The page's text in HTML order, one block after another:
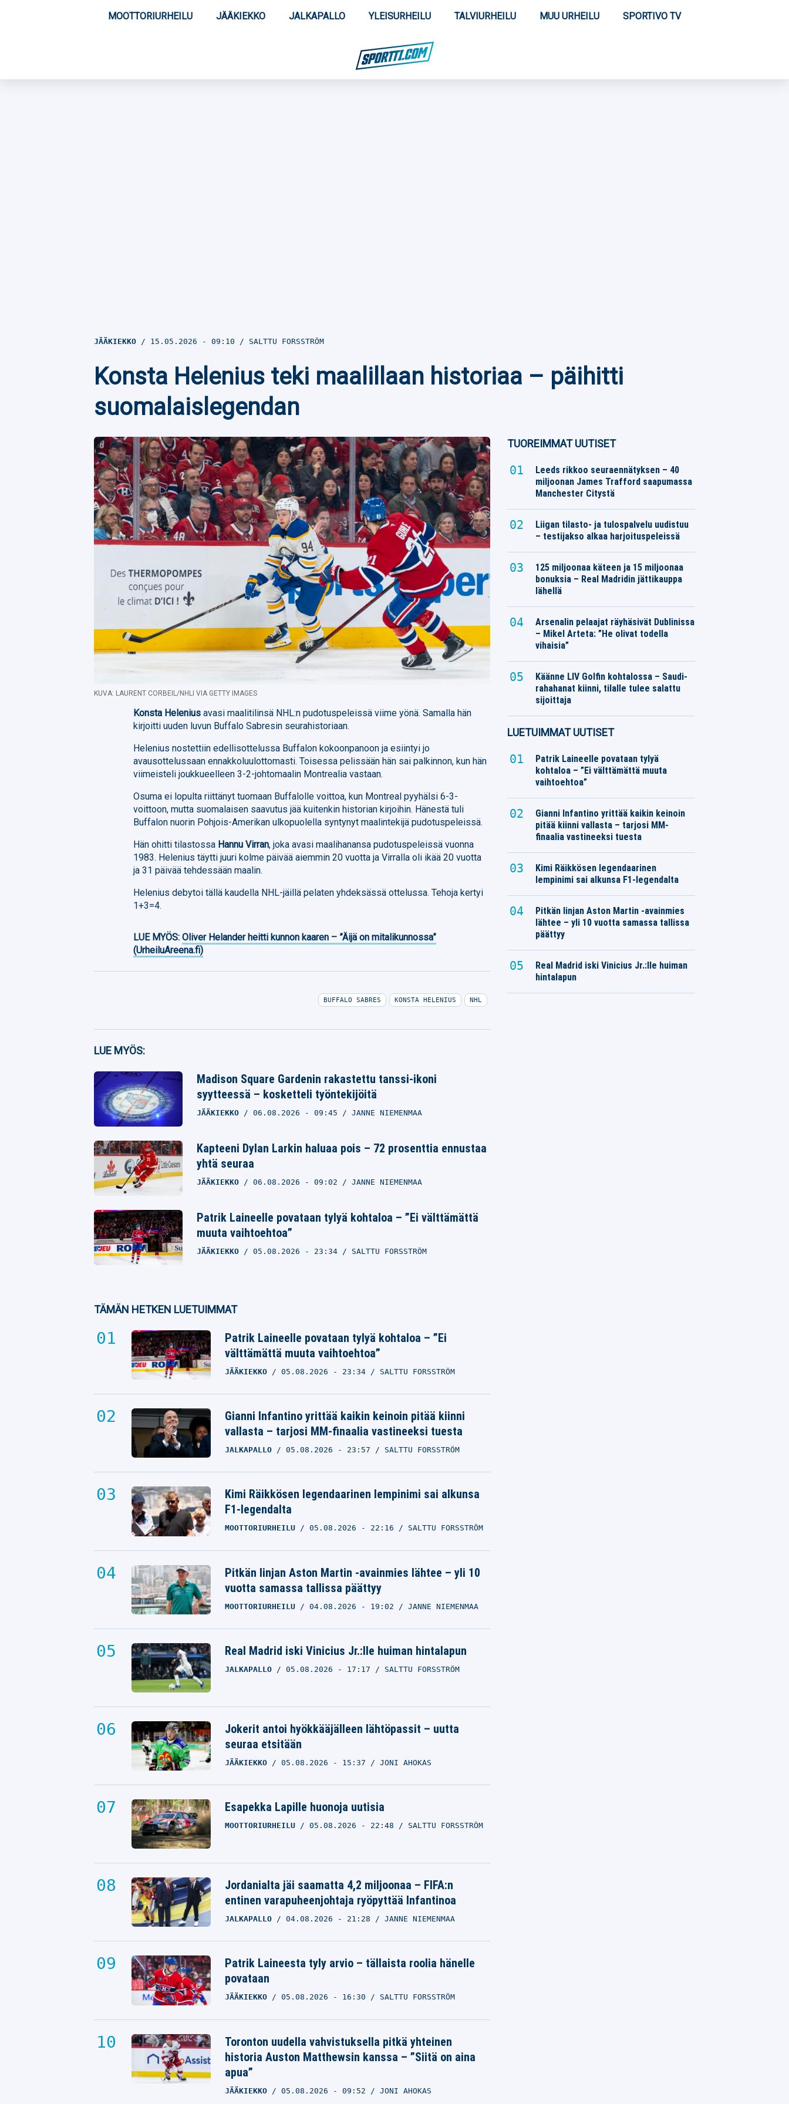
MOOTTORIURHEILU JÄÄKIEKKO JALKAPALLO YLEISURHEILU TALVIURHEILU MUU URHEILU SPORTIVO TV
JÄÄKIEKKO 15.05.2026 - 09:10 SALTTU FORSSTRÖM
Konsta Helenius teki maalillaan historiaa – päihitti
suomalaislegendan
KUVA: LAURENT CORBEIL/NHLI VIA GETTY IMAGES
Konsta Helenius avasi maalitilinsä NHL:n pudotuspeleissä viime yönä. Samalla hän
kirjoitti uuden luvun Buffalo Sabresin seurahistoriaan.
Helenius nostettiin edellisottelussa Buffalon kokoonpanoon ja esiintyi jo
avausottelussaan ennakkoluulottomasti. Toisessa pelissään hän sai palkinnon, kun hän
viimeisteli joukkueelleen 3-2-johtomaalin Montrealia vastaan.
Osuma ei lopulta riittänyt tuomaan Buffalolle voittoa, kun Montreal pyyhälsi 6-3-
voittoon, mutta suomalaisen saavutus jää kuitenkin historian kirjoihin. Hänestä tuli
Buffalon nuorin Pohjois-Amerikan ulkopuolella syntynyt maalintekijä pudotuspeleissä.
Hän ohitti tilastossa Hannu Virran, joka avasi maalihanansa pudotuspeleissä vuonna
1983. Helenius täytti juuri kolme päivää aiemmin 20 vuotta ja Virralla oli ikää 20 vuotta
ja 31 päivää tehdessään maalin.
Helenius debytoi tällä kaudella NHL-jäillä pelaten yhdeksässä ottelussa. Tehoja kertyi
1+3=4.
LUE MYÖS:Oliver Helander heitti kunnon kaaren – ”Äijä on mitalikunnossa”
(UrheiluAreena.fi)
Facebook
Twitter
Whatsapp
BUFFALO SABRES KONSTA HELENIUS NHL
LUE MYÖS:
Madison Square Gardenin rakastettu tanssi-ikoni
syytteessä – kosketteli työntekijöitä
JÄÄKIEKKO 06.08.2026 - 09:45 JANNE NIEMENMAA
Kapteeni Dylan Larkin haluaa pois – 72 prosenttia ennustaa
yhtä seuraa
JÄÄKIEKKO 06.08.2026 - 09:02 JANNE NIEMENMAA
Patrik Laineelle povataan tylyä kohtaloa – ”Ei välttämättä
muuta vaihtoehtoa”
JÄÄKIEKKO 05.08.2026 - 23:34 SALTTU FORSSTRÖM
TÄMÄN HETKEN LUETUIMMAT
Patrik Laineelle povataan tylyä kohtaloa – ”Ei
välttämättä muuta vaihtoehtoa”
JÄÄKIEKKO 05.08.2026 - 23:34 SALTTU FORSSTRÖM
Gianni Infantino yrittää kaikin keinoin pitää kiinni
vallasta – tarjosi MM-finaalia vastineeksi tuesta
JALKAPALLO 05.08.2026 - 23:57 SALTTU FORSSTRÖM
Kimi Räikkösen legendaarinen lempinimi sai alkunsa
F1-legendalta
MOOTTORIURHEILU 05.08.2026 - 22:16 SALTTU FORSSTRÖM
Pitkän linjan Aston Martin -avainmies lähtee – yli 10
vuotta samassa tallissa päättyy
MOOTTORIURHEILU 04.08.2026 - 19:02 JANNE NIEMENMAA
Real Madrid iski Vinicius Jr.:lle huiman hintalapun
JALKAPALLO 05.08.2026 - 17:17 SALTTU FORSSTRÖM
Jokerit antoi hyökkääjälleen lähtöpassit – uutta
seuraa etsitään
JÄÄKIEKKO 05.08.2026 - 15:37 JONI AHOKAS
Esapekka Lapille huonoja uutisia
MOOTTORIURHEILU 05.08.2026 - 22:48 SALTTU FORSSTRÖM
Jordanialta jäi saamatta 4,2 miljoonaa – FIFA:n
entinen varapuheenjohtaja ryöpyttää Infantinoa
JALKAPALLO 04.08.2026 - 21:28 JANNE NIEMENMAA
Patrik Laineesta tyly arvio – tällaista roolia hänelle
povataan
JÄÄKIEKKO 05.08.2026 - 16:30 SALTTU FORSSTRÖM
Toronton uudella vahvistuksella pitkä yhteinen
historia Auston Matthewsin kanssa – ”Siitä on aina
apua”
JÄÄKIEKKO 05.08.2026 - 09:52 JONI AHOKAS
TUOREIMMAT UUTISET
Leeds rikkoo seuraennätyksen – 40
miljoonan James Trafford saapumassa
Manchester Citystä
Liigan tilasto- ja tulospalvelu uudistuu
– testijakso alkaa harjoituspeleissä
125 miljoonaa käteen ja 15 miljoonaa
bonuksia – Real Madridin jättikauppa
lähellä
Arsenalin pelaajat räyhäsivät Dublinissa
– Mikel Arteta: ”He olivat todella
vihaisia”
Käänne LIV Golfin kohtalossa – Saudi-
rahahanat kiinni, tilalle tulee salattu
sijoittaja
LUETUIMMAT UUTISET
Patrik Laineelle povataan tylyä
kohtaloa – ”Ei välttämättä muuta
vaihtoehtoa”
Gianni Infantino yrittää kaikin keinoin
pitää kiinni vallasta – tarjosi MM-
finaalia vastineeksi tuesta
Kimi Räikkösen legendaarinen
lempinimi sai alkunsa F1-legendalta
Pitkän linjan Aston Martin -avainmies
lähtee – yli 10 vuotta samassa tallissa
päättyy
Real Madrid iski Vinicius Jr.:lle huiman
hintalapun